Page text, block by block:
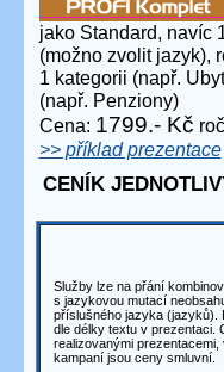
jako Standard, navíc
(možno zvolit jazyk),
1 kategorii (např.
(např. Penziony)
Cena: 1799.- Kč
>> příklad prezentace
CENÍK
Služby lze na přání
s jazykovou mutací
příslušného jazyka (jazyků).
dle délky textu v prezentaci.
realizovanými
kampaní jsou ceny smluvní.